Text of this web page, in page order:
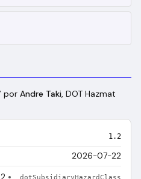
por Andre Taki, DOT Hazmat
1.2
2026-07-22